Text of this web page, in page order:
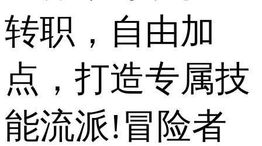
转职，自由加
点，打造专属技
能流派!冒险者